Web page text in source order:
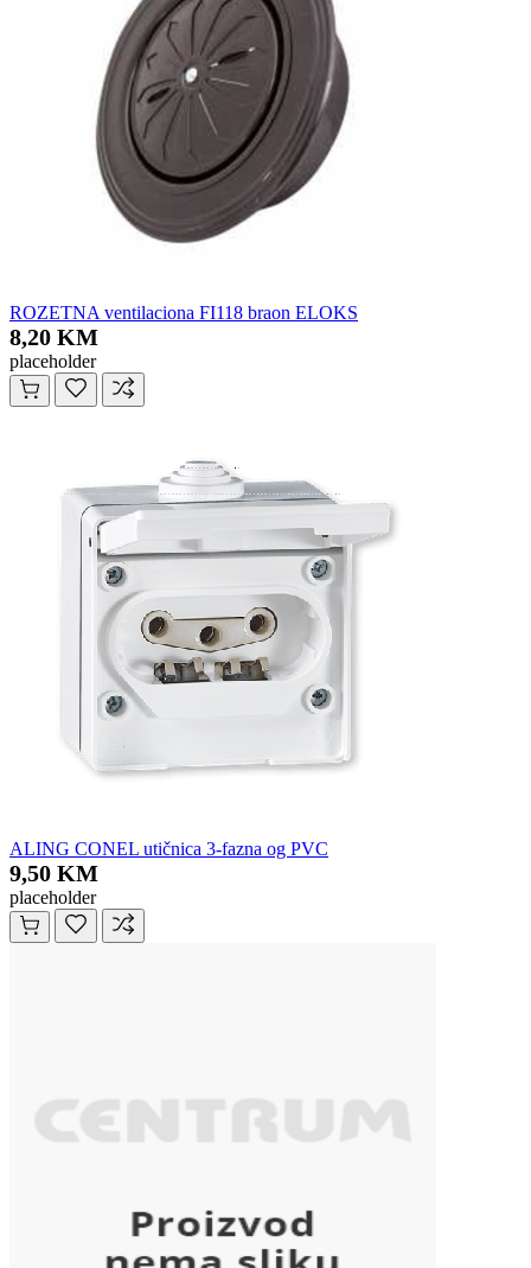
ROZETNA ventilaciona FI118 braon ELOKS
8,20 KM
placeholder
ALING CONEL utičnica 3-fazna og PVC
9,50 KM
placeholder